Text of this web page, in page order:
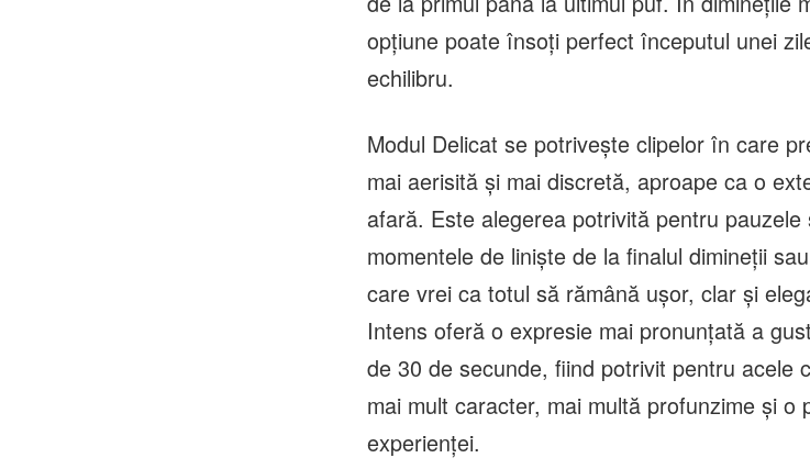
opțiune poate însoți perfect începutul unei
echilibru.
Modul Delicat se potrivește clipelor în care
mai aerisită și mai discretă, aproape ca o
afară. Este alegerea potrivită pentru
momentele de liniște de la finalul dimineții
care vrei ca totul să rămână ușor, clar și
Intens oferă o expresie mai pronunțată a
de 30 de secunde, fiind potrivit pentru acele
mai mult caracter, mai multă profunzime și o
experienței.